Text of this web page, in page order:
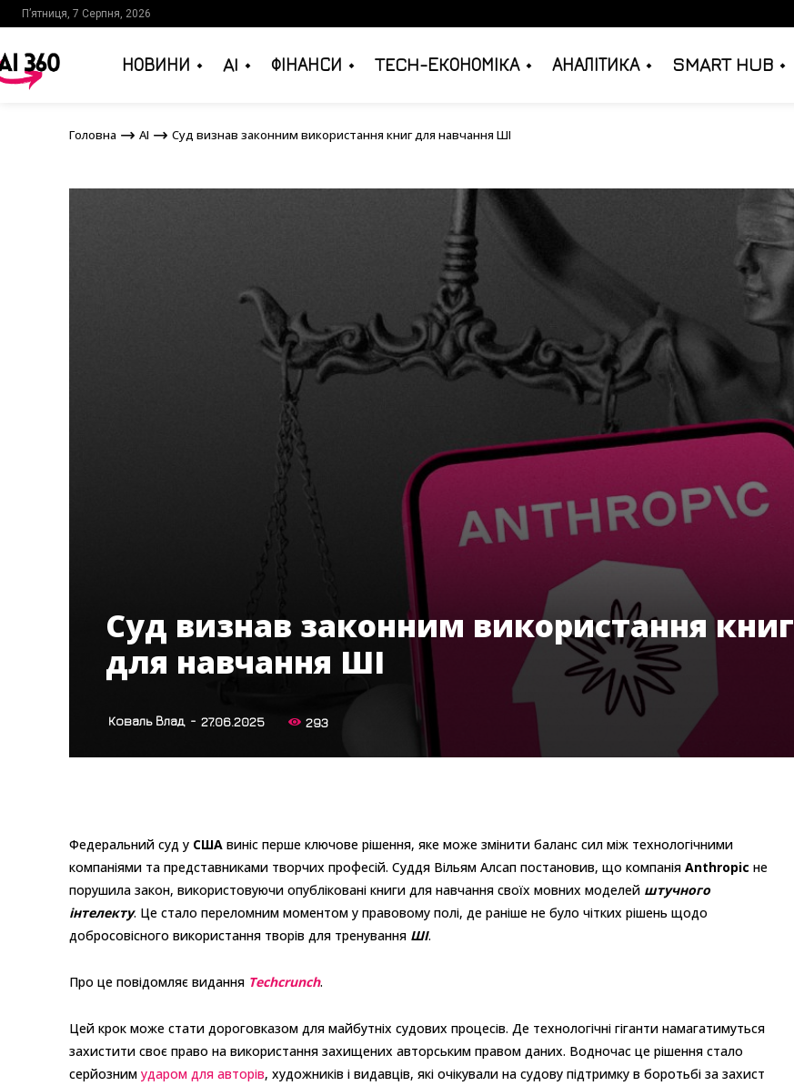
П’ятниця, 7 Серпня, 2026
НОВИНИ AI ФІНАНСИ TECH-ЕКОНОМІКА АНАЛІТИКА SMART HUB
Головна AI Суд визнав законним використання книг для навчання ШІ
Головна AI Суд визнав законним використання книг для навчання ШІ
Суд визнав законним використання книг
для навчання ШІ
Коваль Влад - 27.06.2025 293
Федеральний суд у США виніс перше ключове рішення, яке може змінити баланс сил між технологічними
компаніями та представниками творчих професій. Суддя Вільям Алсап постановив, що компанія Anthropic не
порушила закон, використовуючи опубліковані книги для навчання своїх мовних моделей штучного
інтелекту. Це стало переломним моментом у правовому полі, де раніше не було чітких рішень щодо
добросовісного використання творів для тренування ШІ.
Про це повідомляє видання Techcrunch.
Цей крок може стати дороговказом для майбутніх судових процесів. Де технологічні гіганти намагатимуться
захистити своє право на використання захищених авторським правом даних. Водночас це рішення стало
серйозним ударом для авторів, художників і видавців, які очікували на судову підтримку в боротьбі за захист